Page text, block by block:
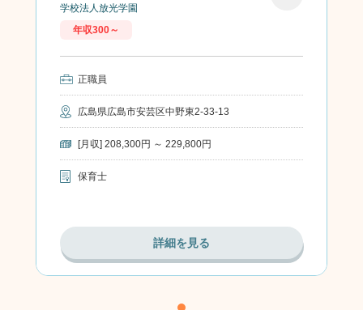
学校法人放光学園
年収300～
正職員
広島県広島市安芸区中野東2-33-13
[月収] 208,300円 ～ 229,800円
保育士
詳細を見る